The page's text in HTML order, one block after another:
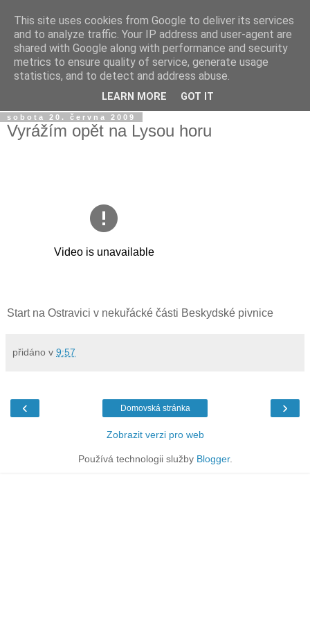
Jirkův blog
Na tento blog posílám fotky a videa z mobilu a taky sem
občas píšu jen tak...
sobota 20. června 2009
Vyrážím opět na Lysou horu
Start na Ostravici v nekuřácké části Beskydské pivnice
přidáno v 9:57
‹ ›
Domovská stránka
Zobrazit verzi pro web
Používá technologii služby Blogger.
This site uses cookies from Google to deliver its services
and to analyze traffic. Your IP address and user-agent are
shared with Google along with performance and security
metrics to ensure quality of service, generate usage
statistics, and to detect and address abuse.
LEARN MORE GOT IT